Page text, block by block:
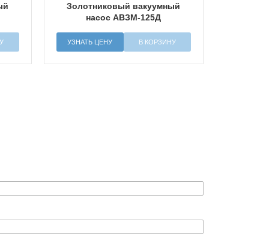
Золотниковый вакуумный
насос АВЗМ-125Д
УЗНАТЬ ЦЕНУ В КОРЗИНУ